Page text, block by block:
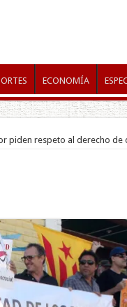
ECONOMÍA
piden respeto al derecho de